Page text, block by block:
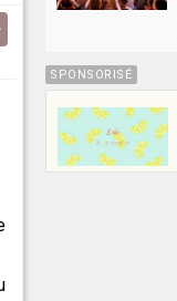
SPONSORISÉ